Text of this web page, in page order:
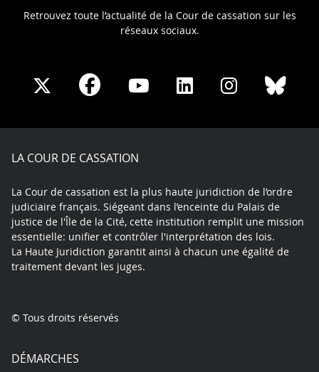
Retrouvez toute l’actualité de la Cour de cassation sur les
réseaux sociaux.
Share
X
Share
Facebook
Share
Youtube
Share
LinkedIn
Share
Instagram
LA COUR DE CASSATION
La Cour de cassation est la plus haute juridiction de l’ordre
judiciaire français. Siégeant dans l’enceinte du Palais de
justice de l'Île de la Cité, cette institution remplit une mission
essentielle: unifier et contrôler l'interprétation des lois.
La Haute Juridiction garantit ainsi à chacun une égalité de
traitement devant les juges.
© Tous droits réservés
DÉMARCHES